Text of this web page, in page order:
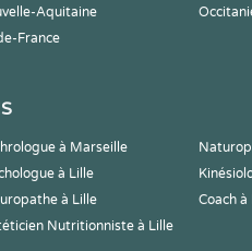
Aquitaine
France
à Marseille
à Lille
à Lille Coach à
Nutritionniste à Lille